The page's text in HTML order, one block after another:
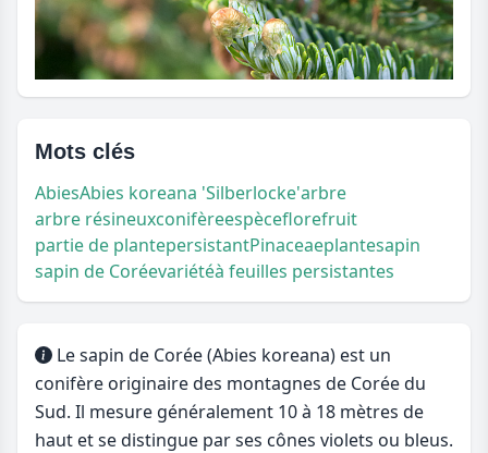
Mots clés
AbiesAbies koreana 'Silberlocke'arbre
arbre résineuxconifèreespèceflorefruit
partie de plantepersistantPinaceaeplantesapin
sapin de Coréevariétéà feuilles persistantes
Le sapin de Corée (Abies koreana) est un
conifère originaire des montagnes de Corée du
Sud. Il mesure généralement 10 à 18 mètres de
haut et se distingue par ses cônes violets ou bleus.